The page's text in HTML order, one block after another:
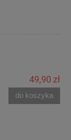
49,90 zł
do koszyka